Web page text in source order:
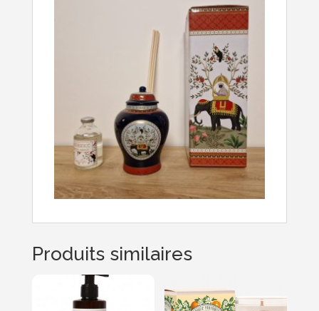
Produits similaires